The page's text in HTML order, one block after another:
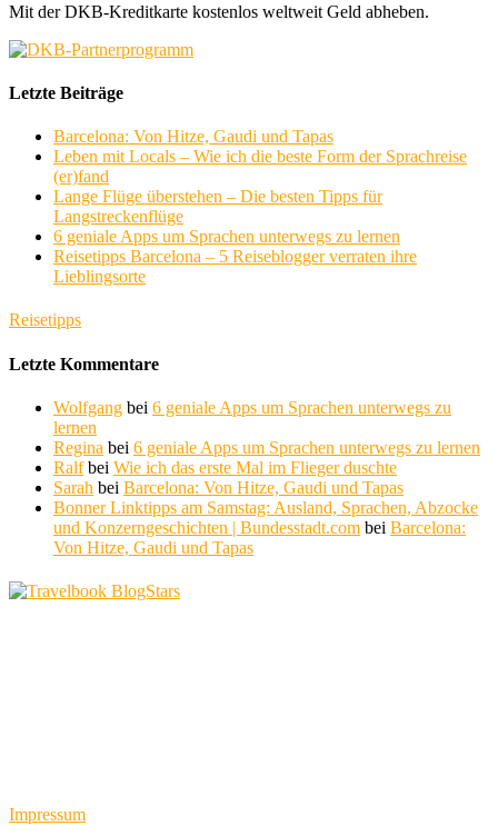
Mit der DKB-Kreditkarte kostenlos weltweit Geld abheben.
Letzte Beiträge
Barcelona: Von Hitze, Gaudi und Tapas
Leben mit Locals – Wie ich die beste Form der Sprachreise
(er)fand
Lange Flüge überstehen – Die besten Tipps für
Langstreckenflüge
6 geniale Apps um Sprachen unterwegs zu lernen
Reisetipps Barcelona – 5 Reiseblogger verraten ihre
Lieblingsorte
Reisetipps
Letzte Kommentare
Wolfgang bei 6 geniale Apps um Sprachen unterwegs zu
lernen
Regina bei 6 geniale Apps um Sprachen unterwegs zu lernen
Ralfbei Wie ich das erste Mal im Flieger duschte
Sarah bei Barcelona: Von Hitze, Gaudi und Tapas
Bonner Linktipps am Samstag: Ausland, Sprachen, Abzocke
und Konzerngeschichten | Bundesstadt.com bei Barcelona:
Von Hitze, Gaudi und Tapas
Impressum